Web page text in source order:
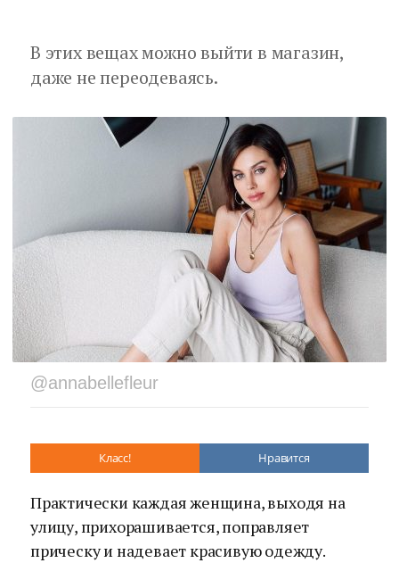
В этих вещах можно выйти в магазин,
даже не переодеваясь.
@annabellefleur
Класс! Нравится
Практически каждая женщина, выходя на
улицу, прихорашивается, поправляет
прическу и надевает красивую одежду.